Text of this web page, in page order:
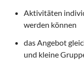
Aktivitäten
werden können
das Angebot
und kleine